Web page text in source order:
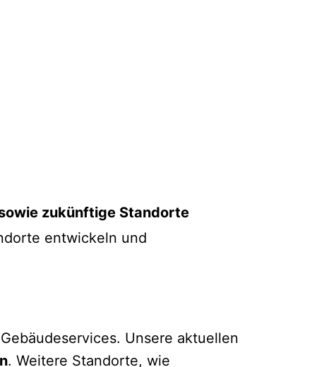
zukünftige Standorte
entwickeln und
Unsere aktuellen
. Weitere Standorte, wie